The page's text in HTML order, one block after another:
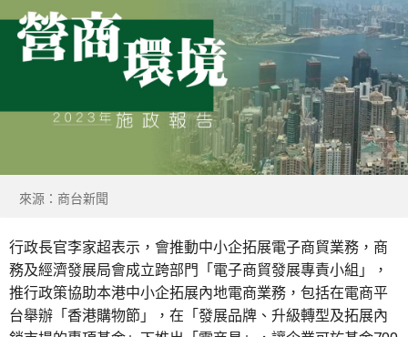
來源：商台新聞
行政長官李家超表示，會推動中小企拓展電子商貿業務，商
務及經濟發展局會成立跨部門「電子商貿發展專責小組」，
推行政策協助本港中小企拓展內地電商業務，包括在電商平
台舉辦「香港購物節」，在「發展品牌、升級轉型及拓展內